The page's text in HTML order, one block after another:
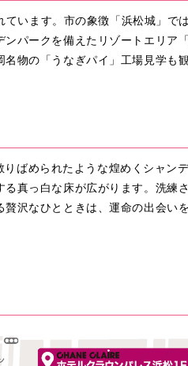
ています。市の象徴「浜松城」で
パークを備えたリゾートエリア
物の「うなぎパイ」工場見学も
ばめられたような煌めくシャン
真っ白な床が広がります。洗練
沢なひとときは、運命の出会いを